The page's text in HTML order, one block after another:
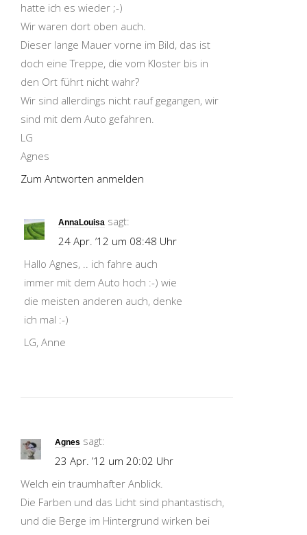
hatte ich es wieder ;-)
Wir waren dort oben auch.
Dieser lange Mauer vorne im Bild, das ist
doch eine Treppe, die vom Kloster bis in
den Ort führt nicht wahr?
Wir sind allerdings nicht rauf gegangen, wir
sind mit dem Auto gefahren.
LG
Agnes
Zum Antworten anmelden
AnnaLouisa sagt:
24 Apr. ’12 um 08:48 Uhr
Hallo Agnes, .. ich fahre auch
immer mit dem Auto hoch :-) wie
die meisten anderen auch, denke
ich mal :-)
LG, Anne
Agnes sagt:
23 Apr. ’12 um 20:02 Uhr
Welch ein traumhafter Anblick.
Die Farben und das Licht sind phantastisch,
und die Berge im Hintergrund wirken bei